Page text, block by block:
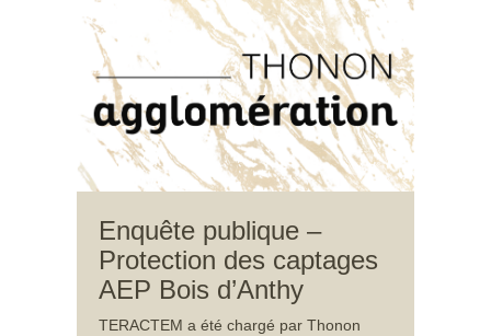
Enquête publique –
Protection des captages
AEP Bois d’Anthy
TERACTEM a été chargé par Thonon